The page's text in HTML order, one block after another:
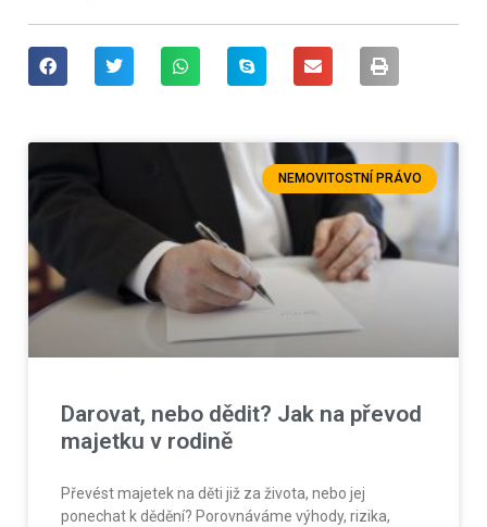
NEMOVITOSTNÍ PRÁVO
Darovat, nebo dědit? Jak na převod
majetku v rodině
Převést majetek na děti již za života, nebo jej
ponechat k dědění? Porovnáváme výhody, rizika,